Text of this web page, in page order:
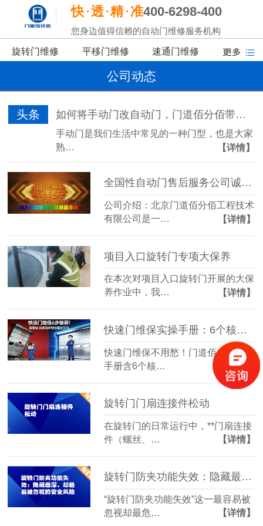
快 透 精 准400-6298-400
您身边值得信赖的自动门维修服务机构
旋转门维修 平移门维修 速通门维修
公司动态
头条 如何将手动门改自动门，门道佰分佰带你了解
手动门是我们生活中常见的一种门型，也是大家
熟…
【详情】
全国性自动门售后服务公司诚聘精英啦！
公司介绍：北京门道佰分佰工程技术
有限公司是一…
【详情】
项目入口旋转门专项大保养
在本次对项目入口旋转门开展的大保
养作业中，我…
【详情】
快速门维保实操手册：6个核心步骤延长设备寿命30%
快速门维保不用愁！门道佰分佰实操
手册含6个核…
【详情】
旋转门门扇连接件松动
在旋转门的日常运行中，**门扇连接
件（螺丝、…
【详情】
旋转门防夹功能失效：隐藏最深、却最易被忽视的安全风险
“旋转门防夹功能失效”这一最容易被
忽视却最危…
【详情】